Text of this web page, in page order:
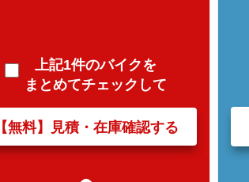
上記1件のバイクを
まとめてチェックして
【無料】見積・在庫確認する